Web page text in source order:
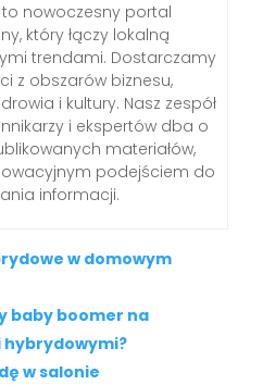
to nowoczesny portal
który łączy lokalną
trendami. Dostarczamy
z obszarów biznesu,
i kultury. Nasz zespół
i ekspertów dba o
materiałów,
podejściem do
informacji.
w domowym
baby boomer na
w salonie